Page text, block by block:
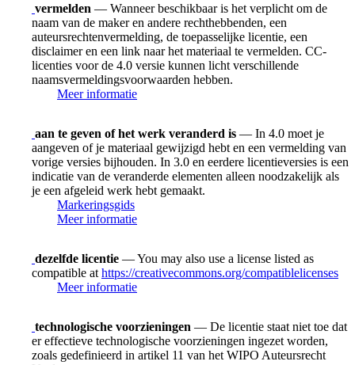
vermelden — Wanneer beschikbaar is het verplicht om de
naam van de maker en andere rechthebbenden, een
auteursrechtenvermelding, de toepasselijke licentie, een
disclaimer en een link naar het materiaal te vermelden. CC-
licenties voor de 4.0 versie kunnen licht verschillende
naamsvermeldingsvoorwaarden hebben.
Meer informatie
aan te geven of het werk veranderd is — In 4.0 moet je
aangeven of je materiaal gewijzigd hebt en een vermelding van
vorige versies bijhouden. In 3.0 en eerdere licentieversies is een
indicatie van de veranderde elementen alleen noodzakelijk als
je een afgeleid werk hebt gemaakt.
Markeringsgids
Meer informatie
dezelfde licentie — You may also use a license listed as
compatible at https://creativecommons.org/compatiblelicenses
Meer informatie
technologische voorzieningen — De licentie staat niet toe dat
er effectieve technologische voorzieningen ingezet worden,
zoals gedefinieerd in artikel 11 van het WIPO Auteursrecht